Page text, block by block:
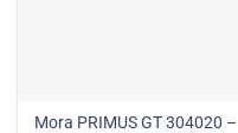
Mora PRIMUS GT 304020 –